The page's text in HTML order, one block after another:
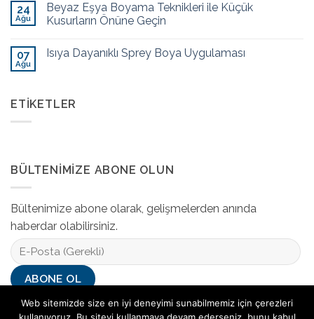
24
Ağu
Beyaz Eşya Boyama Teknikleri ile Küçük
Kusurların Önüne Geçin
07
Ağu
Isıya Dayanıklı Sprey Boya Uygulaması
ETIKETLER
BÜLTENIMIZE ABONE OLUN
Bültenimize abone olarak, gelişmelerden anında
haberdar olabilirsiniz.
Web sitemizde size en iyi deneyimi sunabilmemiz için çerezleri